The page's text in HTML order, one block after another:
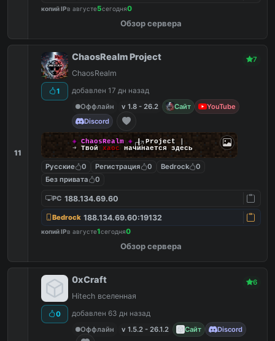
копий IPв августе5сегодня0
Обзор сервера
11
1
ChaosRealm Project 7
ChaosRealm
добавлен 17 дн назад
Оффлайн
v 1.8 - 26.2 Сайт
YouTube
Discord
◈ ChaosRealm ◈┃ Project
➜ Твой хаос начинается здесь
Русские 0 Регистрация 0 Bedrock
0
Без привата
0
PC 188.134.69.60
Bedrock 188.134.69.60:19132
копий IPв августе1сегодня0
Обзор сервера
0
0xCraft 6
Hitech вселенная
добавлен 63 дн назад
Оффлайн
v 1.5.2 - 26.1.2 Сайт Discord